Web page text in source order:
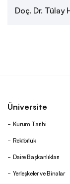
Doç. Dr. Tülay
Üniversite
Kurum Tarihi
Rektörlük
Daire Başkanlıkları
Yerleşkeler ve Binalar